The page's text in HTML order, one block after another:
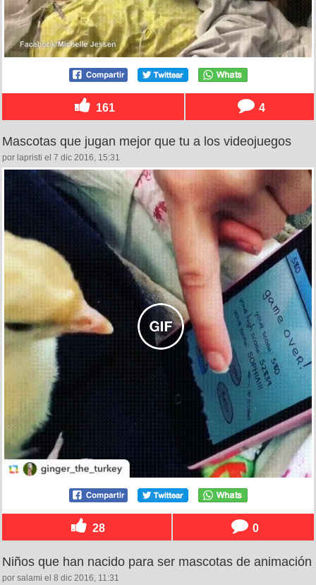
161 4
Mascotas que jugan mejor que tu a los videojuegos
por lapristi el 7 dic 2016, 15:31
28 0
Niños que han nacido para ser mascotas de animación
por salami el 8 dic 2016, 11:31